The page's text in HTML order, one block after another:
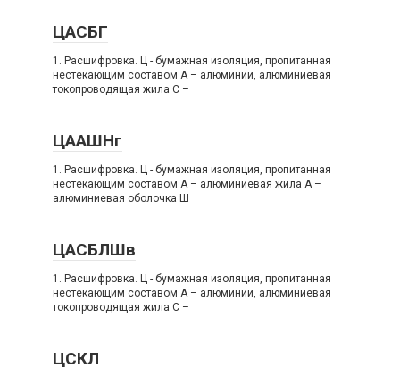
ЦАСБГ
1. Расшифровка. Ц - бумажная изоляция, пропитанная
нестекающим составом А – алюминий, алюминиевая
токопроводящая жила C –
ЦААШНг
1. Расшифровка. Ц - бумажная изоляция, пропитанная
нестекающим составом А – алюминиевая жила А –
алюминиевая оболочка Ш
ЦАСБЛШв
1. Расшифровка. Ц - бумажная изоляция, пропитанная
нестекающим составом А – алюминий, алюминиевая
токопроводящая жила C –
ЦСКЛ